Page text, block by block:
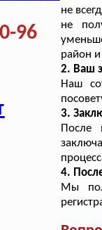
96
не
не
район
2. Ваш
Наш
3.
После
4.
Мы